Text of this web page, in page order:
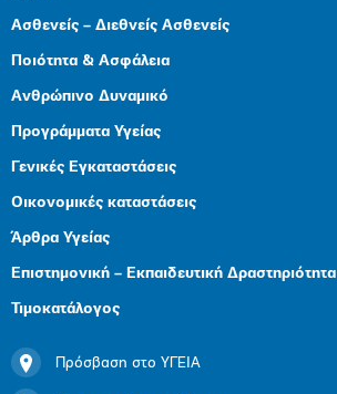
Ασθενείς – Διεθνείς Ασθενείς
Ποιότητα & Ασφάλεια
Ανθρώπινο Δυναμικό
Προγράμματα Υγείας
Γενικές Εγκαταστάσεις
Οικονομικές καταστάσεις
Άρθρα Υγείας
Επιστημονική – Εκπαιδευτική Δραστηριότητα
Τιμοκατάλογος
Πρόσβαση στο ΥΓΕΙΑ